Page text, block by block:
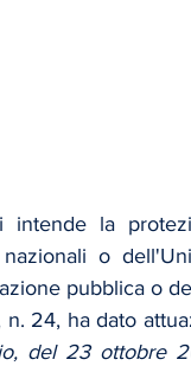
intende la
nazionali o
pubblica o
24, ha dato
del 23 ottobre